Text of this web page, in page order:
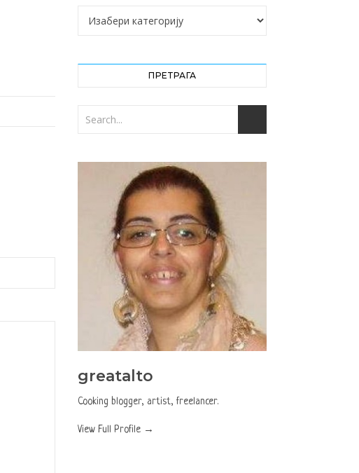
Категорије
ПРЕТРАГА
greatalto
Cooking blogger, artist, freelancer.
View Full Profile →